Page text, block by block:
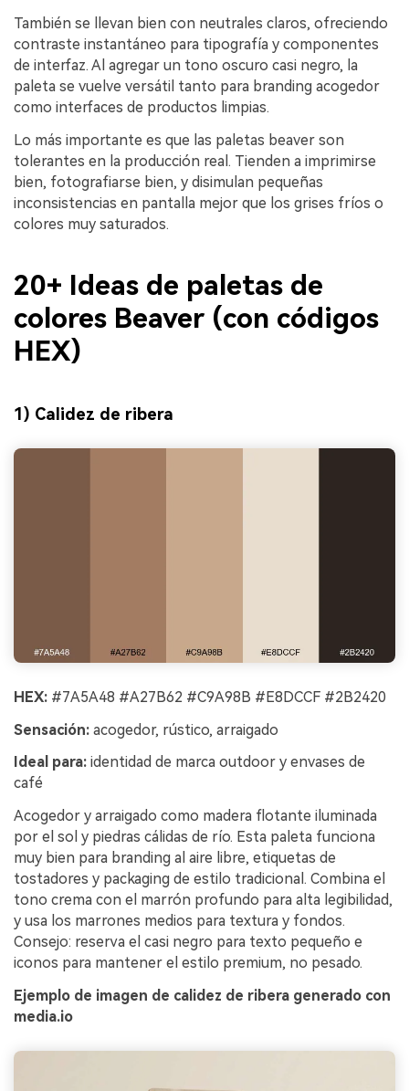
También se llevan bien con neutrales claros, ofreciendo
contraste instantáneo para tipografía y componentes
de interfaz. Al agregar un tono oscuro casi negro, la
paleta se vuelve versátil tanto para branding acogedor
como interfaces de productos limpias.
Lo más importante es que las paletas beaver son
tolerantes en la producción real. Tienden a imprimirse
bien, fotografiarse bien, y disimulan pequeñas
inconsistencias en pantalla mejor que los grises fríos o
colores muy saturados.
20+ Ideas de paletas de
colores Beaver (con códigos
HEX)
1) Calidez de ribera
HEX: #7A5A48 #A27B62 #C9A98B #E8DCCF #2B2420
Sensación: acogedor, rústico, arraigado
Ideal para: identidad de marca outdoor y envases de
café
Acogedor y arraigado como madera flotante iluminada
por el sol y piedras cálidas de río. Esta paleta funciona
muy bien para branding al aire libre, etiquetas de
tostadores y packaging de estilo tradicional. Combina el
tono crema con el marrón profundo para alta legibilidad,
y usa los marrones medios para textura y fondos.
Consejo: reserva el casi negro para texto pequeño e
iconos para mantener el estilo premium, no pesado.
Ejemplo de imagen de calidez de ribera generado con
media.io